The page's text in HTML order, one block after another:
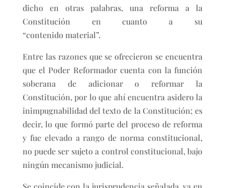
dicho en otras palabras, una reforma a la
Constitución en cuanto a su
“contenido material”.
Entre las razones que se ofrecieron se encuentra
que el Poder Reformador cuenta con la función
soberana de adicionar o reformar la
Constitución, por lo que ahí encuentra asidero la
inimpugnabilidad del texto de la Constitución; es
decir, lo que formó parte del proceso de reforma
y fue elevado a rango de norma constitucional,
no puede ser sujeto a control constitucional, bajo
ningún mecanismo judicial.